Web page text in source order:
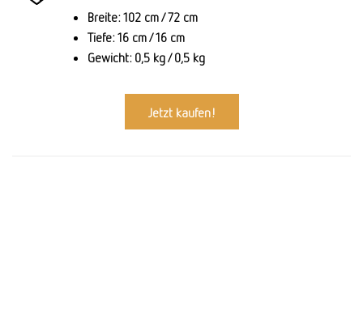
Breite: 102 cm / 72 cm
Tiefe: 16 cm / 16 cm
Gewicht: 0,5 kg / 0,5 kg
Jetzt kaufen!